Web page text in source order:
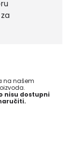
na našem
nisu dostupni